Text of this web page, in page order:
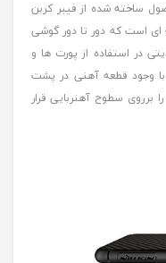
ساخته شده از فیبر کربن
ای است که دور تا دور گوشی
در استفاده از پورت ها و
با وجود قطعه آهنی در پشت
برروی سطوح آهنربایی قرار